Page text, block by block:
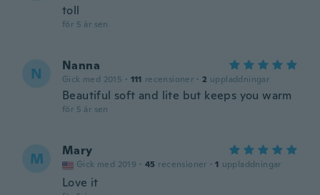
toll
för 5 år sen
N Nanna
Gick med 2015 · 111 recensioner · 2 uppladdningar
Beautiful soft and lite but keeps you warm
för 5 år sen
M Mary
Gick med 2019 · 45 recensioner · 1 uppladdningar
Love it